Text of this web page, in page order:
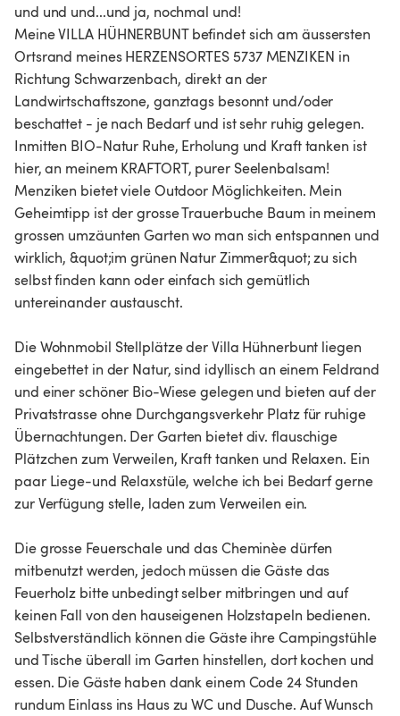
und und und...und ja, nochmal und!
Meine VILLA HÜHNERBUNT befindet sich am äussersten
Ortsrand meines HERZENSORTES 5737 MENZIKEN in
Richtung Schwarzenbach, direkt an der
Landwirtschaftszone, ganztags besonnt und/oder
beschattet - je nach Bedarf und ist sehr ruhig gelegen.
Inmitten BIO-Natur Ruhe, Erholung und Kraft tanken ist
hier, an meinem KRAFTORT, purer Seelenbalsam!
Menziken bietet viele Outdoor Möglichkeiten. Mein
Geheimtipp ist der grosse Trauerbuche Baum in meinem
grossen umzäunten Garten wo man sich entspannen und
wirklich, &quot;im grünen Natur Zimmer&quot; zu sich
selbst finden kann oder einfach sich gemütlich
untereinander austauscht.
Die Wohnmobil Stellplätze der Villa Hühnerbunt liegen
eingebettet in der Natur, sind idyllisch an einem Feldrand
und einer schöner Bio-Wiese gelegen und bieten auf der
Privatstrasse ohne Durchgangsverkehr Platz für ruhige
Übernachtungen. Der Garten bietet div. flauschige
Plätzchen zum Verweilen, Kraft tanken und Relaxen. Ein
paar Liege-und Relaxstüle, welche ich bei Bedarf gerne
zur Verfügung stelle, laden zum Verweilen ein.
Die grosse Feuerschale und das Cheminèe dürfen
mitbenutzt werden, jedoch müssen die Gäste das
Feuerholz bitte unbedingt selber mitbringen und auf
keinen Fall von den hauseigenen Holzstapeln bedienen.
Selbstverständlich können die Gäste ihre Campingstühle
und Tische überall im Garten hinstellen, dort kochen und
essen. Die Gäste haben dank einem Code 24 Stunden
rundum Einlass ins Haus zu WC und Dusche. Auf Wunsch